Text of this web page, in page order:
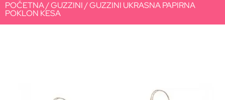
POČETNA/GUZZINI/ GUZZINI UKRASNA PAPIRNA
POKLON KESA